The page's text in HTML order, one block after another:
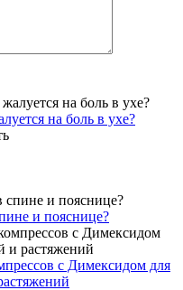
на боль в ухе?
и пояснице?
с Димексидом для